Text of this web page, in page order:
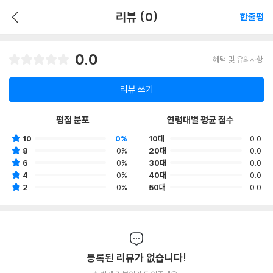
리뷰 (0) 한줄평
0.0 혜택 및 유의사항
리뷰 쓰기
평점 분포
10
0%
8
0%
6
0%
4
0%
2
0%
연령대별 평균 점수
10대
0.0
20대
0.0
30대
0.0
40대
0.0
50대
0.0
등록된 리뷰가 없습니다!